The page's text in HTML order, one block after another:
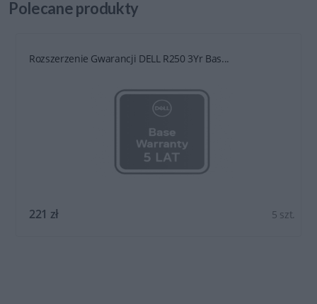
Polecaneprodukty
Rozszerzenie Gwarancji DELL R250 3Yr Bas...
221 zł 5 szt.